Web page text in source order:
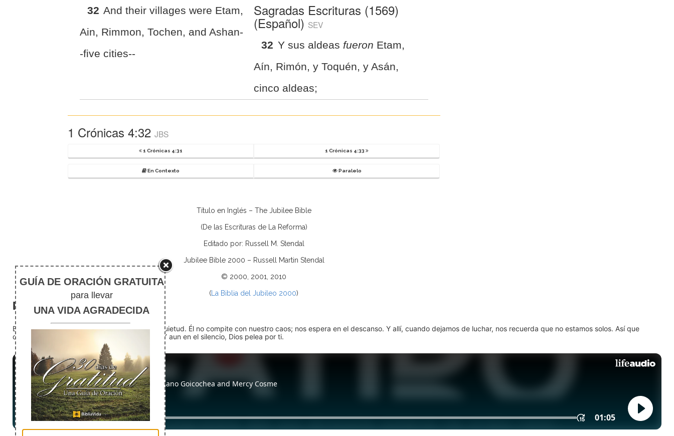
32 And their villages were Etam,
Ain, Rimmon, Tochen, and Ashan-
-five cities--
Sagradas Escrituras (1569)
(Español) SEV
32 Y sus aldeas fueron Etam,
Aín, Rimón, y Toquén, y Asán,
cinco aldeas;
1 Crónicas 4:32JBS
1 Crónicas 4:31 1 Crónicas 4:33
En Contexto Paralelo
Título en Inglés – The Jubilee Bible
(De las Escrituras de La Reforma)
Editado por: Russell M. Stendal
Jubilee Bible 2000 – Russell Martin Stendal
© 2000, 2001, 2010
( La Biblia del Jubileo 2000)
El silencio
En medio del ruido, Dios nos encuentra en la quietud. Él no compite con nuestro caos; nos espera en el descanso. Y allí, cuando dejamos de luchar, nos recuerda que no estamos solos. Así que
detente (quédate quieto) Dios está presente. Y aun en el silencio, Dios pelea por ti.